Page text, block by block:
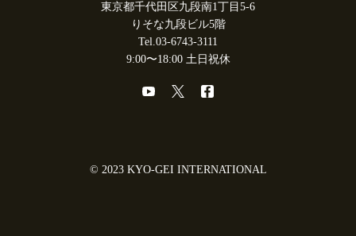
東京都千代田区九段南1丁目5-6
りそな九段ビル5階
Tel.03-6743-3111
9:00〜18:00 土日祝休
© 2023 KYO-GEI INTERNATIONAL